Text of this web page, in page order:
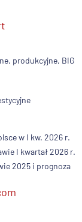
produkcyjne, BIG
w I kw. 2026 r.
I kwartał 2026 r.
2025 i prognoza